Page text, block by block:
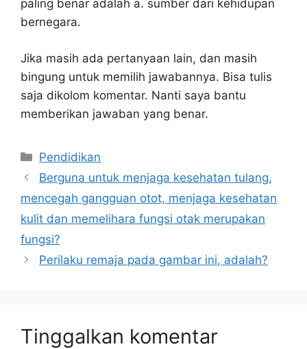
paling benar adalah a. sumber dari kehidupan
bernegara.
Jika masih ada pertanyaan lain, dan masih
bingung untuk memilih jawabannya. Bisa tulis
saja dikolom komentar. Nanti saya bantu
memberikan jawaban yang benar.
Kategori
Pendidikan
Berguna untuk menjaga kesehatan tulang,
mencegah gangguan otot, menjaga kesehatan
kulit dan memelihara fungsi otak merupakan
fungsi?
Perilaku remaja pada gambar ini, adalah?
Tinggalkan komentar